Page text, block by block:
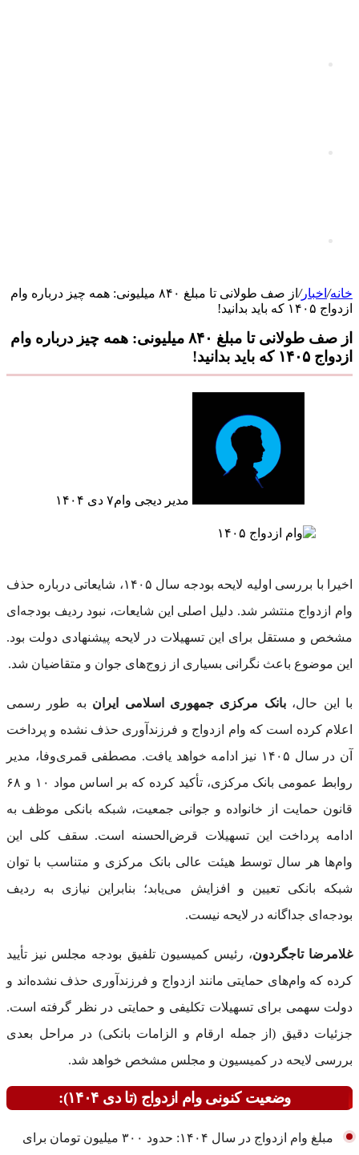
خانه/ اخبار/
از صف طولانی تا مبلغ ۸۴۰ میلیونی: همه چیز درباره وام
ازدواج ۱۴۰۵ که باید بدانید!
از صف طولانی تا مبلغ ۸۴۰ میلیونی: همه چیز درباره وام
ازدواج ۱۴۰۵ که باید بدانید!
مدیر دیجی وام۷ دی ۱۴۰۴
اخیرا با بررسی اولیه لایحه بودجه سال ۱۴۰۵، شایعاتی درباره حذف
وام ازدواج منتشر شد. دلیل اصلی این شایعات، نبود ردیف بودجه‌ای
مشخص و مستقل برای این تسهیلات در لایحه پیشنهادی دولت بود.
این موضوع باعث نگرانی بسیاری از زوج‌های جوان و متقاضیان شد.
با این حال،بانک مرکزی جمهوری اسلامی ایران به طور رسمی
اعلام کرده است که وام ازدواج و فرزندآوری حذف نشده و پرداخت
آن در سال ۱۴۰۵ نیز ادامه خواهد یافت. مصطفی قمری‌وفا، مدیر
روابط عمومی بانک مرکزی، تأکید کرده که بر اساس مواد ۱۰ و ۶۸
قانون حمایت از خانواده و جوانی جمعیت، شبکه بانکی موظف به
ادامه پرداخت این تسهیلات قرض‌الحسنه است. سقف کلی این
وام‌ها هر سال توسط هیئت عالی بانک مرکزی و متناسب با توان
شبکه بانکی تعیین و افزایش می‌یابد؛ بنابراین نیازی به ردیف
بودجه‌ای جداگانه در لایحه نیست.
غلامرضا تاجگردون، رئیس کمیسیون تلفیق بودجه مجلس نیز تأیید
کرده که وام‌های حمایتی مانند ازدواج و فرزندآوری حذف نشده‌اند و
دولت سهمی برای تسهیلات تکلیفی و حمایتی در نظر گرفته است.
جزئیات دقیق (از جمله ارقام و الزامات بانکی) در مراحل بعدی
بررسی لایحه در کمیسیون و مجلس مشخص خواهد شد.
وضعیت کنونی وام ازدواج (تا دی ۱۴۰۴):
مبلغ وام ازدواج در سال ۱۴۰۴: حدود ۳۰۰ میلیون تومان برای